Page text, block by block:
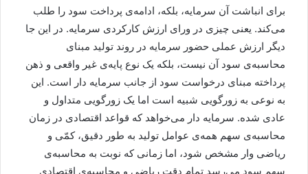
برای انباشت آن سرمایه، بلکه، ادامه‌ی پرداخت سود را طلب
می‌کند. یعنی چیزی در ورای ارزش کارکردی سرمایه. در این جا
دیگر ارزش عملی حضور سرمایه در روند تولید مبنای
محاسبه‌ی سود آن نیست، بلکه یک نوع پایه‌ی غیر واقعی و ذهن
پرداخته مبنای درخواست سود از جانب سرمایه دار است. این
به نوعی به زورگویی شبیه است اما یک زورگویی متداول و
عادی شده. سرمایه دار می‌خواهد که قواعد اقتصادی در زمان
محاسبه‌ی سهم همه‌ی عوامل تولید به طور دقیق، کمّی و
ریاضی وار مشخص شود، اما زمانی که نوبت به محاسبه‌ی
سهم سود می‌رسد تمام دقت ریاضی و محاسبه‌ی اقتصادی